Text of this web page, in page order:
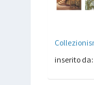
inserito da: